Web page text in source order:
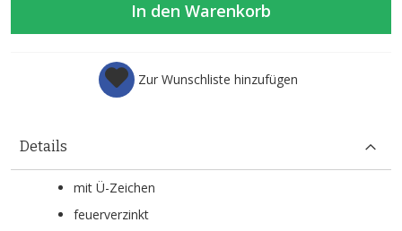
In den Warenkorb
Zur Wunschliste hinzufügen
Details
mit Ü-Zeichen
feuerverzinkt